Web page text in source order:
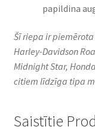
papildina
Šī riepa ir
Harley-Davidson
Midnight Star,
citiem līdzīga tipa
Saistītie